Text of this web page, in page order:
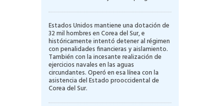
Estados Unidos mantiene una dotación de
32 mil hombres en Corea del Sur, e
históricamente intentó detener al régimen
con penalidades financieras y aislamiento.
También con la incesante realización de
ejercicios navales en las aguas
circundantes. Operó en esa línea con la
asistencia del Estado prooccidental de
Corea del Sur.